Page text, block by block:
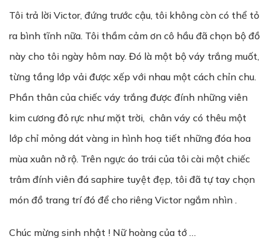
Tôi trả lời Victor, đứng trước cậu, tôi không còn có thể tỏ
ra bình tĩnh nữa. Tôi thầm cảm ơn cô hầu đã chọn bộ đồ
này cho tôi ngày hôm nay. Đó là một bộ váy trắng muốt,
từng tầng lớp vải được xếp với nhau một cách chỉn chu.
Phần thân của chiếc váy trắng được đính những viên
kim cương đỏ rực như mặt trời, chân váy có thêu một
lớp chỉ mỏng dát vàng in hình hoạ tiết những đóa hoa
mùa xuân nở rộ. Trên ngực áo trái của tôi cài một chiếc
trâm đính viên đá saphire tuyệt đẹp, tôi đã tự tay chọn
món đồ trang trí đó để cho riêng Victor ngắm nhìn .
Chúc mừng sinh nhật ! Nữ hoàng của tớ …